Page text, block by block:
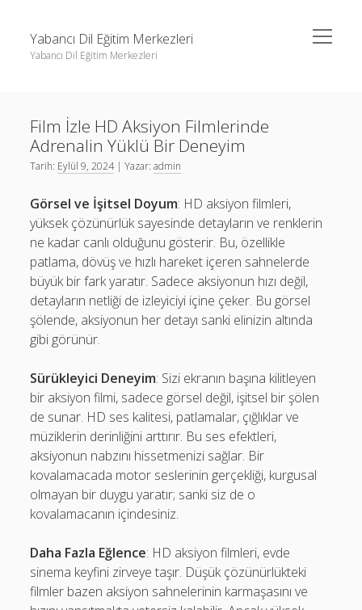
Yabancı Dil Eğitim Merkezleri
Yabancı Dil Eğitim Merkezleri
menüyü
aç
Liste
Sayfa Listesi
Threads Beğeni Çoğaltma Bedava
Instagram Gizli Profil Görme
Sayfa Listesi
Shorts Abone Arttırma Ücretsiz
Threads Beğeni Çoğaltma Bedava
Film İzle HD Aksiyon Filmlerinde
Adrenalin Yüklü Bir Deneyim
Tarih: Eylül 9, 2024| Yazar:admin
Görsel ve İşitsel Doyum: HD aksiyon filmleri,
yüksek çözünürlük sayesinde detayların ve renklerin
ne kadar canlı olduğunu gösterir. Bu, özellikle
patlama, dövüş ve hızlı hareket içeren sahnelerde
büyük bir fark yaratır. Sadece aksiyonun hızı değil,
detayların netliği de izleyiciyi içine çeker. Bu görsel
şölende, aksiyonun her detayı sanki elinizin altında
gibi görünür.
Sürükleyici Deneyim: Sizi ekranın başına kilitleyen
bir aksiyon filmi, sadece görsel değil, işitsel bir şölen
de sunar. HD ses kalitesi, patlamalar, çığlıklar ve
müziklerin derinliğini arttırır. Bu ses efektleri,
aksiyonun nabzını hissetmenizi sağlar. Bir
kovalamacada motor seslerinin gerçekliği, kurgusal
olmayan bir duygu yaratır; sanki siz de o
kovalamacanın içindesiniz.
Daha Fazla Eğlence: HD aksiyon filmleri, evde
sinema keyfini zirveye taşır. Düşük çözünürlükteki
filmler bazen aksiyon sahnelerinin karmaşasını ve